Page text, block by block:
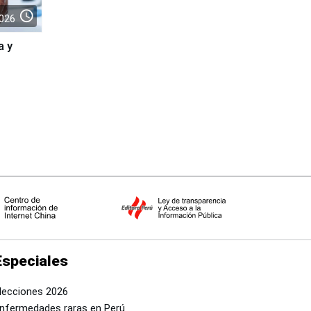
access_time
y
2026
raras en Perú